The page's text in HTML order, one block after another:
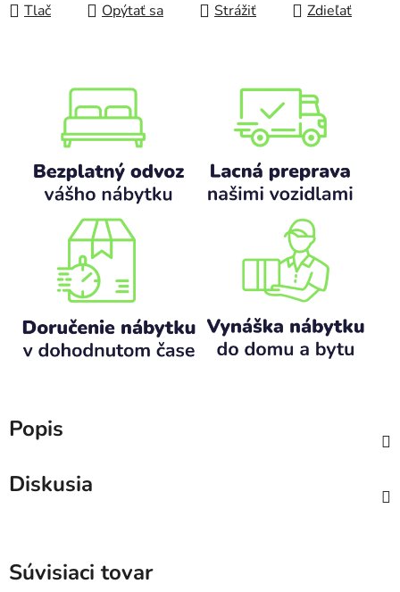
Tlač Opýtať sa Strážiť Zdieľať
Popis
Diskusia
Súvisiaci tovar